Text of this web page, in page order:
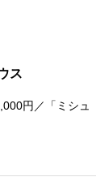
ス
円／「ミシュ